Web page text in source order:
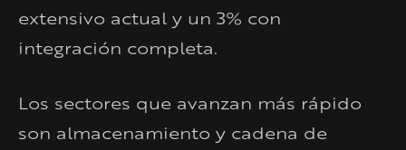
extensivo actual y un 3% con
integración completa.
Los sectores que avanzan más rápido
son almacenamiento y cadena de